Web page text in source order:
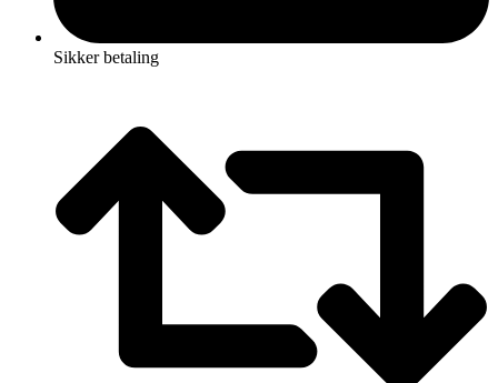
Sikker betaling